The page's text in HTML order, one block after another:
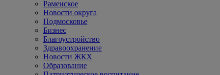
Раменское
Новости округа
Подмосковье
Бизнес
Благоустройство
Здравоохранение
Новости ЖКХ
Образование